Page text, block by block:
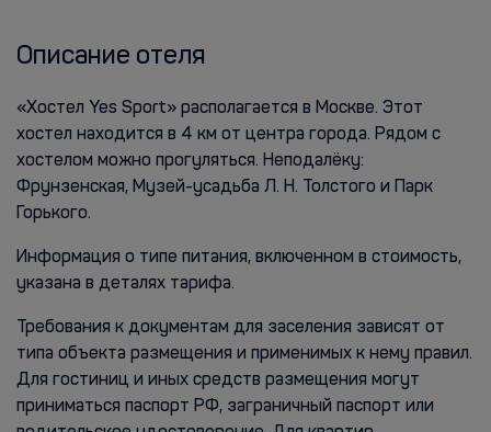
Описание отеля
«Хостел Yes Sport» располагается в Москве. Этот
хостел находится в 4 км от центра города. Рядом с
хостелом можно прогуляться. Неподалёку:
Фрунзенская, Музей-усадьба Л. Н. Толстого и Парк
Горького.
Информация о типе питания, включенном в стоимость,
указана в деталях тарифа.
Требования к документам для заселения зависят от
типа объекта размещения и применимых к нему правил.
Для гостиниц и иных средств размещения могут
приниматься паспорт РФ, заграничный паспорт или